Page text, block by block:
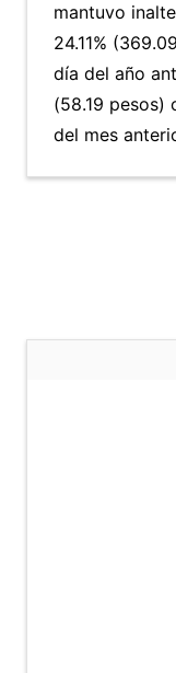
mantuvo
24.11%
día del año
(58.19 pesos)
del mes